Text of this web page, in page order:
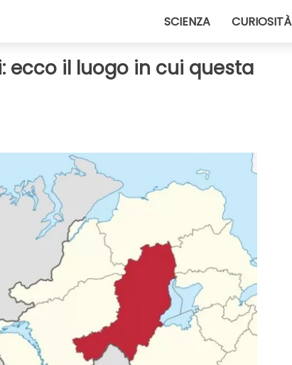
SCIENZA CURIOSITÀ
ecco il luogo in cui questa